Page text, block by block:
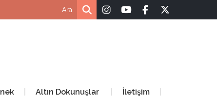
Altın Dokunuşlar İletişim